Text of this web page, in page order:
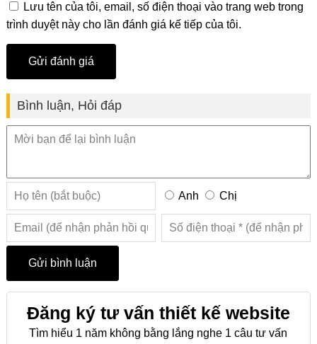
Lưu tên của tôi, email, số điện thoại vào trang web trong
trình duyệt này cho lần đánh giá kế tiếp của tôi.
Bình luận, Hỏi đáp
Anh Chị
Đăng ký tư vấn thiết kế website
Tìm hiểu 1 năm không bằng lắng nghe 1 câu tư vấn